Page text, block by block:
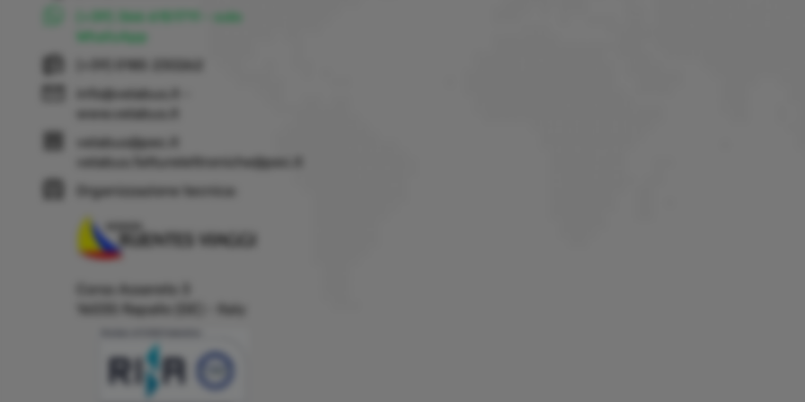
(+39) 366 6151711 - solo
WhatsApp
info@velabus.it
www.velabus.it
velabus@pec.it
velabus.fatturelettroniche@pec.it
Organizzazione tecnica:
Corso Assereto 3
16035 Rapallo (GE) - Italy